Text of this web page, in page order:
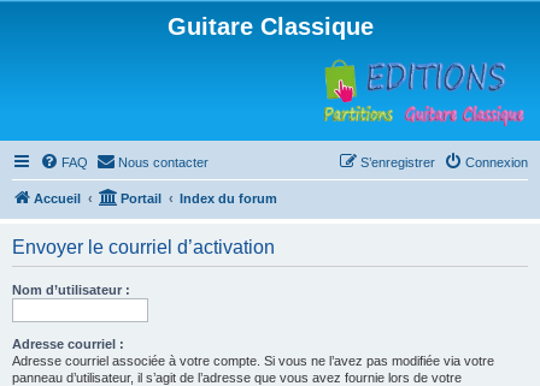
Guitare Classique
FAQ Nous contacter Connexion
S’enregistrer
Accueil Portail Index du forum
Envoyer le courriel d’activation
Nom d’utilisateur :
Adresse courriel :
Adresse courriel associée à votre compte. Si vous ne l’avez pas modifiée via votre
panneau d’utilisateur, il s’agit de l’adresse que vous avez fournie lors de votre